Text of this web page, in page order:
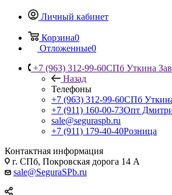
Личный кабинет
Корзина0
Отложенные0
+7 (963) 312-99-60СПб Уткина
Назад
Телефоны
+7 (963) 312-99-60СПб
+7 (911) 160-00-73Опт
sale@seguraspb.ru
+7 (911) 179-40-40Розница
Контактная информация
г. СПб, Покровская дорога 14 А
sale@SeguraSPb.ru